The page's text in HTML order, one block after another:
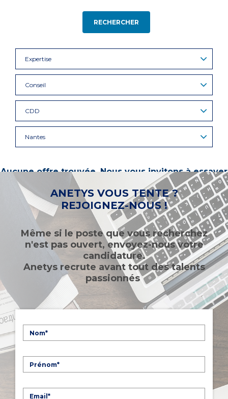
RECHERCHER
Expertise
Conseil
CDD
Nantes
Aucune offre trouvée. Nous vous invitons à essayer
d’autres mots-clés ou à sélectionner un « métier ».
ANETYS VOUS TENTE ?
REJOIGNEZ-NOUS !
Même si le poste que vous recherchez
n'est pas ouvert, envoyez-nous votre
candidature.
Anetys recrute avant tout des talents
passionnés